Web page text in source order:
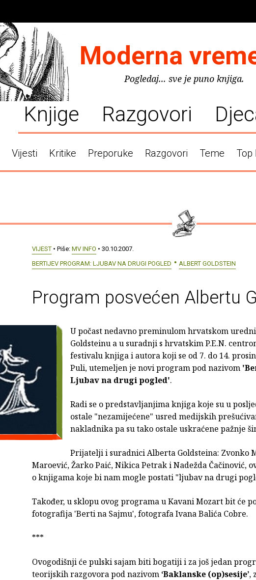
Moderna
Pogledaj... sve je puno knjiga.
Knjige Razgovori
Vijesti Kritike Preporuke Razgovori Teme Top
VIJEST • Piše: MV INFO • 30.10.2007.
BERTIJEV PROGRAM: LJUBAV NA DRUGI POGLED
ALBERT GOLDSTEIN
Program posvećen Albertu
U počast nedavno preminulom hrvatskom
Goldsteinu a u suradnji s hrvatskim P.E.N.
festivalu knjiga i autora koji se od 7. do 14.
Puli, utemeljen je novi program pod nazivom
Ljubav na drugi pogled'.
Radi se o predstavljanjima knjiga koje su u
ostale "nezamijećene" usred medijskih
nakladnika pa su tako ostale uskraćene pažnje
Prijatelji i suradnici Alberta Goldsteina: Zvonko
Maroević, Žarko Paić, Nikica Petrak i Nadežda Čačinović,
o knjigama koje bi nam mogle postati "ljubav na drugi
Također, u sklopu ovog programa u Kavani Mozart bit će
fotografija 'Berti na Sajmu', fotografa Ivana Balića Cobre.
***
Ovogodišnji će pulski sajam biti bogatiji i za još jedan
teorijskih razgovora pod nazivom ‘Baklanske (op)sesije’,